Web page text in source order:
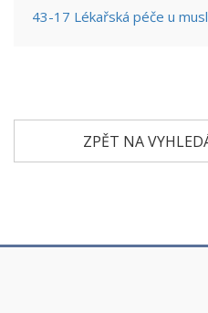
43-17 Lékařská péče u
ZPĚT NA